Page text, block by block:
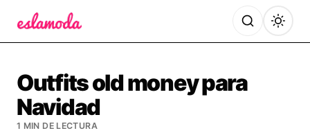
Outfits old money para
Navidad
1 MIN DE LECTURA